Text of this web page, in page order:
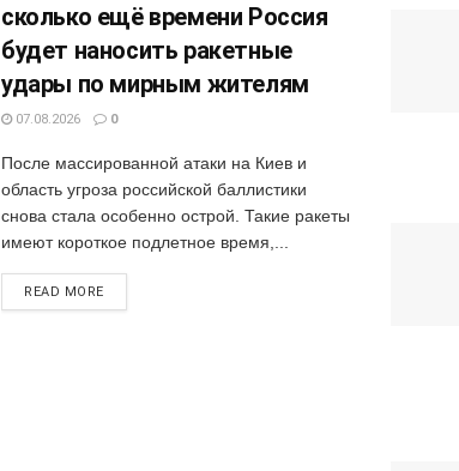
сколько ещё времени Россия
будет наносить ракетные
удары по мирным жителям
07.08.2026 0
После массированной атаки на Киев и
область угроза российской баллистики
снова стала особенно острой. Такие ракеты
имеют короткое подлетное время,...
READ MORE